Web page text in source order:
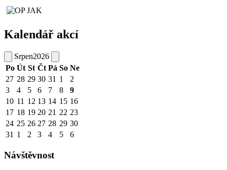
Kalendář akcí
Srpen2026
Po Út St Čt Pá So Ne
27 28 29 30 31 1
2
3
4 5 6 7 8
9
10 11 12 13 14 15 16
17 18 19 20 21 22 23
24 25 26 27 28 29 30
31 1 2 3 4 5 6
Návštěvnost